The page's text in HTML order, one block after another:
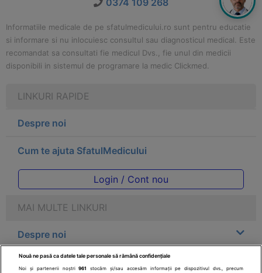
0374 109 268
Informatiile medicale de pe sfatulmedicului.ro sunt pentru educatie
si informare si nu inlocuiesc consultul sau diagnosticul medical. Este
recomandat sa consultati fie medicul Dvs., fie unul din medicii
disponibili in sistemul de programare la medic Clickmed.
LINKURI RAPIDE
Despre noi
Cum te ajuta SfatulMedicului
Login / Cont nou
MAI MULTE LINKURI
Despre noi
Legal
Nouă ne pasă ca datele tale personale să rămână confidențiale
Noi și partenerii noștri961
stocăm și/sau accesăm informații pe dispozitivul dvs., precum